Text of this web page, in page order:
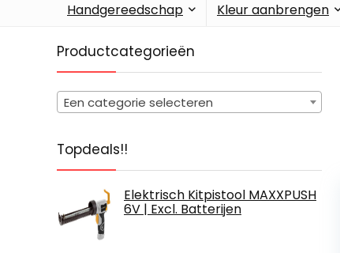
Handgereedschap Kleur aanbrengen
Productcategorieën
Een categorie selecteren
Topdeals!!
Elektrisch Kitpistool MAXXPUSH
6V | Excl. Batterijen